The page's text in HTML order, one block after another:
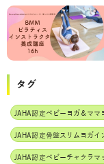
タグ
JAHA認定骨盤スリムヨガイ